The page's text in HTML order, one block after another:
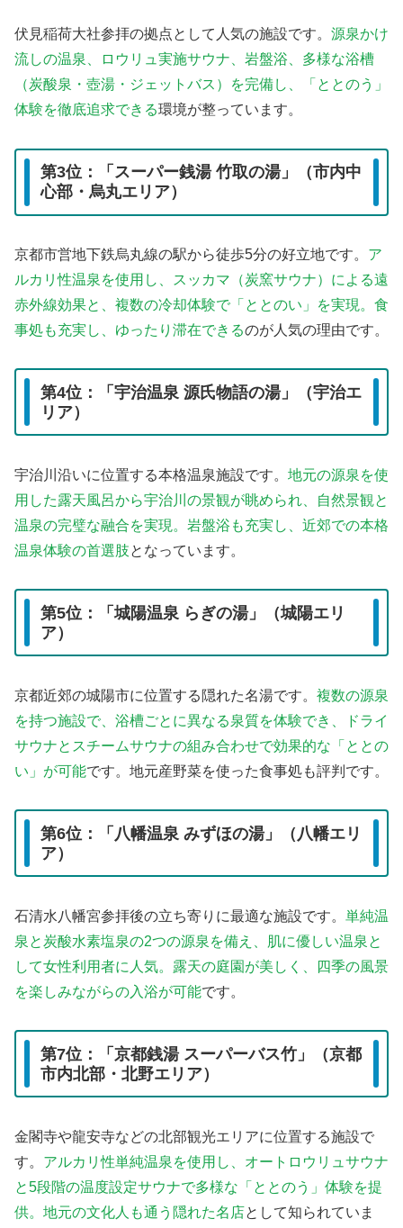
伏見稲荷大社参拝の拠点として人気の施設です。 源泉かけ
流しの温泉、ロウリュ実施サウナ、岩盤浴、多様な浴槽
（炭酸泉・壺湯・ジェットバス）を完備し、「ととのう」
体験を徹底追求できる環境が整っています。
第3位：「スーパー銭湯 竹取の湯」（市内中
心部・烏丸エリア）
京都市営地下鉄烏丸線の駅から徒歩5分の好立地です。 ア
ルカリ性温泉を使用し、スッカマ（炭窯サウナ）による遠
赤外線効果と、複数の冷却体験で「ととのい」を実現。食
事処も充実し、ゆったり滞在できるのが人気の理由です。
第4位：「宇治温泉 源氏物語の湯」（宇治エ
リア）
宇治川沿いに位置する本格温泉施設です。 地元の源泉を使
用した露天風呂から宇治川の景観が眺められ、自然景観と
温泉の完璧な融合を実現。岩盤浴も充実し、近郊での本格
温泉体験の首選肢となっています。
第5位：「城陽温泉 らぎの湯」（城陽エリ
ア）
京都近郊の城陽市に位置する隠れた名湯です。 複数の源泉
を持つ施設で、浴槽ごとに異なる泉質を体験でき、ドライ
サウナとスチームサウナの組み合わせで効果的な「ととの
い」が可能です。地元産野菜を使った食事処も評判です。
第6位：「八幡温泉 みずほの湯」（八幡エリ
ア）
石清水八幡宮参拝後の立ち寄りに最適な施設です。 単純温
泉と炭酸水素塩泉の2つの源泉を備え、肌に優しい温泉と
して女性利用者に人気。露天の庭園が美しく、四季の風景
を楽しみながらの入浴が可能です。
第7位：「京都銭湯 スーパーバス竹」（京都
市内北部・北野エリア）
金閣寺や龍安寺などの北部観光エリアに位置する施設で
す。 アルカリ性単純温泉を使用し、オートロウリュサウナ
と5段階の温度設定サウナで多様な「ととのう」体験を提
供。地元の文化人も通う隠れた名店として知られていま